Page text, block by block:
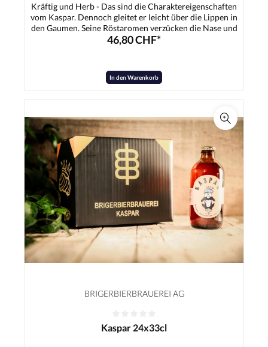
Kräftig und Herb - Das sind die Charaktereigenschaften
vom Kaspar. Dennoch gleitet er leicht über die Lippen in
den Gaumen. Seine Röstaromen verzücken die Nase und
den Gaumen. Der Kaspar passt hervorragend zu deftigem
46,80 CHF*
In den Warenkorb
BRIGERBIERBRAUEREI AG
Kaspar 24x33cl